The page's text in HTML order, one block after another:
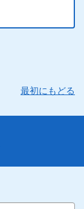
最初にもどる